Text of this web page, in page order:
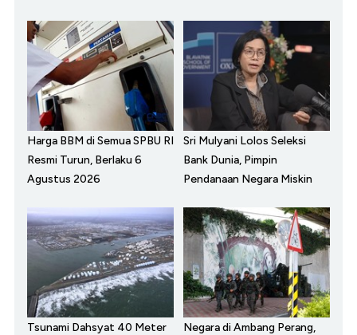
Harga BBM di Semua SPBU RI
Resmi Turun, Berlaku 6
Agustus 2026
Sri Mulyani Lolos Seleksi
Bank Dunia, Pimpin
Pendanaan Negara Miskin
Tsunami Dahsyat 40 Meter
Negara di Ambang Perang,